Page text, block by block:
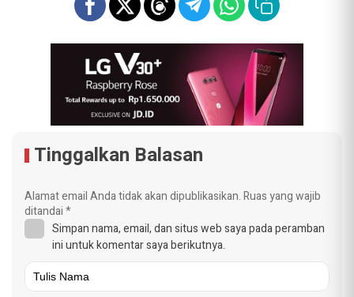
Tinggalkan Balasan
Alamat email Anda tidak akan dipublikasikan.Ruas yang wajib
ditandai*
Simpan nama, email, dan situs web saya pada peramban
ini untuk komentar saya berikutnya.